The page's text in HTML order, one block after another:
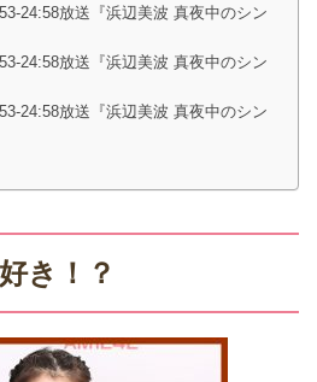
24:58放送『浜辺美波 真夜中のシン
24:58放送『浜辺美波 真夜中のシン
24:58放送『浜辺美波 真夜中のシン
き！？